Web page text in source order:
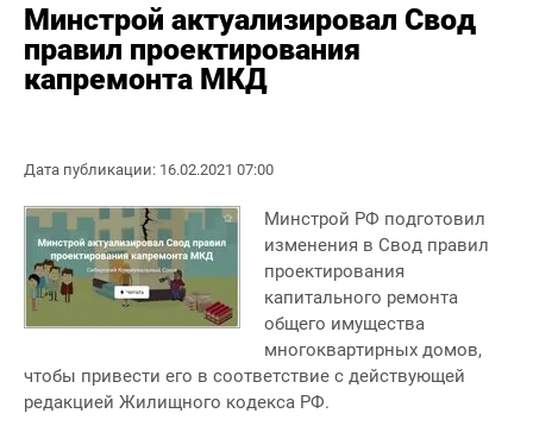
Минстрой актуализировал Свод
правил проектирования
капремонта МКД
Дата публикации: 16.02.2021 07:00
Минстрой РФ подготовил
изменения в Свод правил
проектирования
капитального ремонта
общего имущества
многоквартирных домов,
чтобы привести его в соответствие с действующей
редакцией Жилищного кодекса РФ.